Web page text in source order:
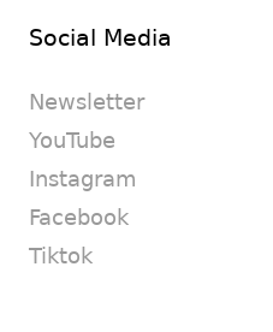
Social Media
Newsletter
YouTube
Instagram
Facebook
Tiktok